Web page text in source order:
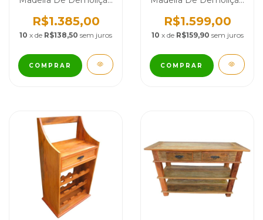
R$1.385,00
10 x de R$138,50 sem juros
COMPRAR
R$1.599,00
10 x de R$159,90 sem juros
COMPRAR